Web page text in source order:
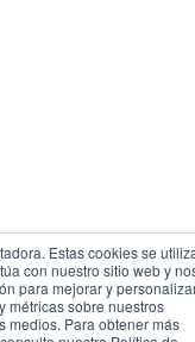
Estas cookies se
con nuestro sitio web y
para mejorar y
métricas sobre nuestros
medios. Para obtener más